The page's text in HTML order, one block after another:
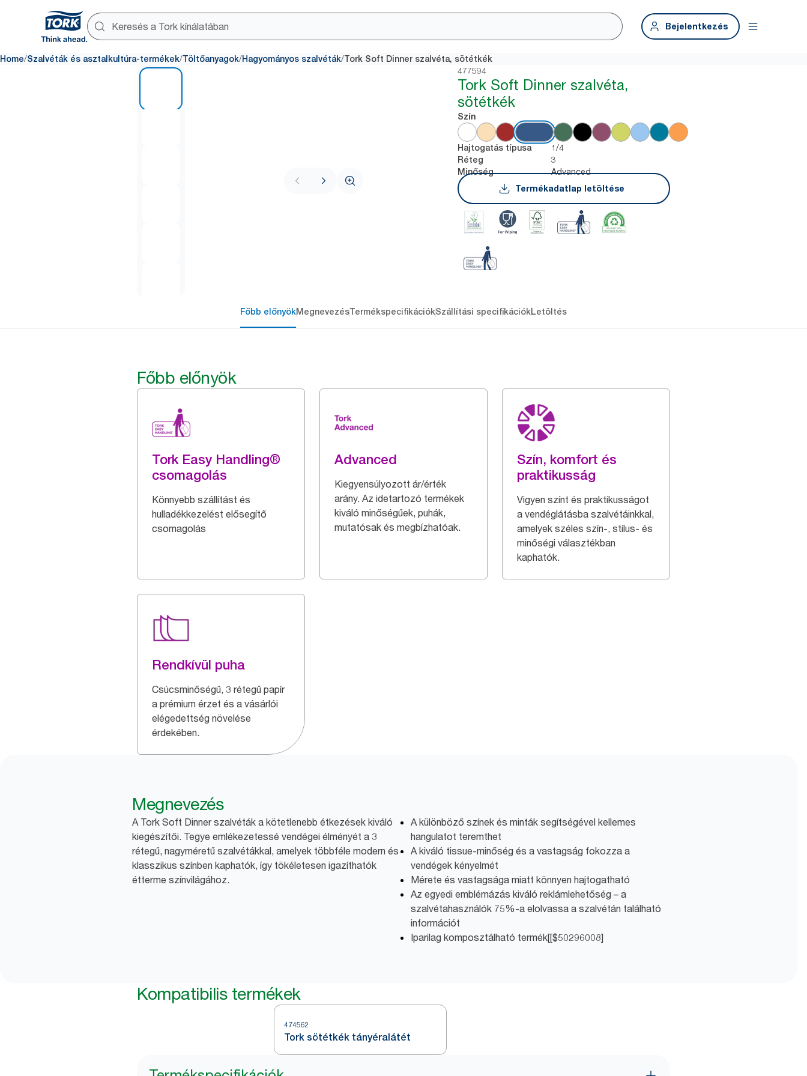
Bejelentkezés
Home/Szalvéták és asztalkultúra-termékek/Töltőanyagok/Hagyományos szalvéták/Tork Soft Dinner szalvéta, sötétkék
477594
Tork Soft Dinner szalvéta,
sötétkék
Szín
Hajtogatás típusa 1/4
Réteg 3
Minőség
Advanced
Termékadatlap letöltése
Főbb előnyökMegnevezésTermékspecifikációkSzállítási specifikációkLetöltés
Főbb előnyök
Tork Easy Handling®
csomagolás
Könnyebb szállítást és
hulladékkezelést elősegítő
csomagolás
Advanced
Kiegyensúlyozott ár/érték
arány. Az idetartozó termékek
kiváló minőségűek, puhák,
mutatósak és megbízhatóak.
Szín, komfort és
praktikusság
Vigyen színt és praktikusságot
a vendéglátásba szalvétáinkkal,
amelyek széles szín-, stílus- és
minőségi választékban
kaphatók.
Rendkívül puha
Csúcsminőségű, 3 rétegű papír
a prémium érzet és a vásárlói
elégedettség növelése
érdekében.
Megnevezés
A Tork Soft Dinner szalvéták a kötetlenebb étkezések kiváló
kiegészítői. Tegye emlékezetessé vendégei élményét a 3
rétegű, nagyméretű szalvétákkal, amelyek többféle modern és
klasszikus színben kaphatók, így tökéletesen igazíthatók
étterme színvilágához.
A különböző színek és minták segítségével kellemes
hangulatot teremthet
A kiváló tissue-minőség és a vastagság fokozza a
vendégek kényelmét
Mérete és vastagsága miatt könnyen hajtogatható
Az egyedi emblémázás kiváló reklámlehetőség – a
szalvétahasználók 75%-a elolvassa a szalvétán található
információt
Iparilag komposztálható termék[[$50296008]
Kompatibilis termékek
474562
Tork sötétkék tányéralátét